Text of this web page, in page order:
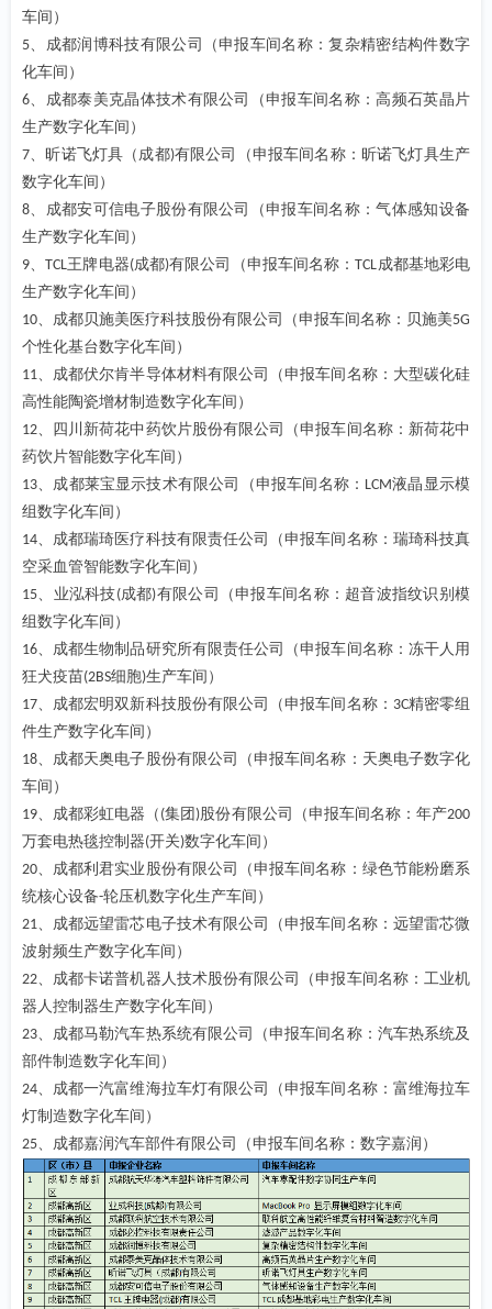
车间）
5、成都润博科技有限公司（申报车间名称：复杂精密结构件数字
化车间）
6、成都泰美克晶体技术有限公司（申报车间名称：高频石英晶片
生产数字化车间）
7、昕诺飞灯具（成都)有限公司（申报车间名称：昕诺飞灯具生产
数字化车间）
8、成都安可信电子股份有限公司（申报车间名称：气体感知设备
生产数字化车间）
9、TCL王牌电器(成都)有限公司（申报车间名称：TCL成都基地彩电
生产数字化车间）
10、成都贝施美医疗科技股份有限公司（申报车间名称：贝施美5G
个性化基台数字化车间）
11、成都伏尔肯半导体材料有限公司（申报车间名称：大型碳化硅
高性能陶瓷增材制造数字化车间）
12、四川新荷花中药饮片股份有限公司（申报车间名称：新荷花中
药饮片智能数字化车间）
13、成都莱宝显示技术有限公司（申报车间名称： LCM液晶显示模
组数字化车间）
14、成都瑞琦医疗科技有限责任公司（申报车间名称：瑞琦科技真
空采血管智能数字化车间）
15、业泓科技(成都)有限公司（申报车间名称：超音波指纹识别模
组数字化车间）
16、成都生物制品研究所有限责任公司（申报车间名称：冻干人用
狂犬疫苗(2BS细胞)生产车间）
17、成都宏明双新科技股份有限公司（申报车间名称： 3C精密零组
件生产数字化车间）
18、成都天奥电子股份有限公司（申报车间名称：天奥电子数字化
车间）
19、成都彩虹电器（ (集团)股份有限公司（申报车间名称：年产200
万套电热毯控制器(开关)数字化车间）
20、成都利君实业股份有限公司（申报车间名称：绿色节能粉磨系
统核心设备-轮压机数字化生产车间）
21、成都远望雷芯电子技术有限公司（申报车间名称：远望雷芯微
波射频生产数字化车间）
22、成都卡诺普机器人技术股份有限公司（申报车间名称：工业机
器人控制器生产数字化车间）
23、成都马勒汽车热系统有限公司（申报车间名称：汽车热系统及
部件制造数字化车间）
24、成都一汽富维海拉车灯有限公司（申报车间名称：富维海拉车
灯制造数字化车间）
25、成都嘉润汽车部件有限公司（申报车间名称：数字嘉润）